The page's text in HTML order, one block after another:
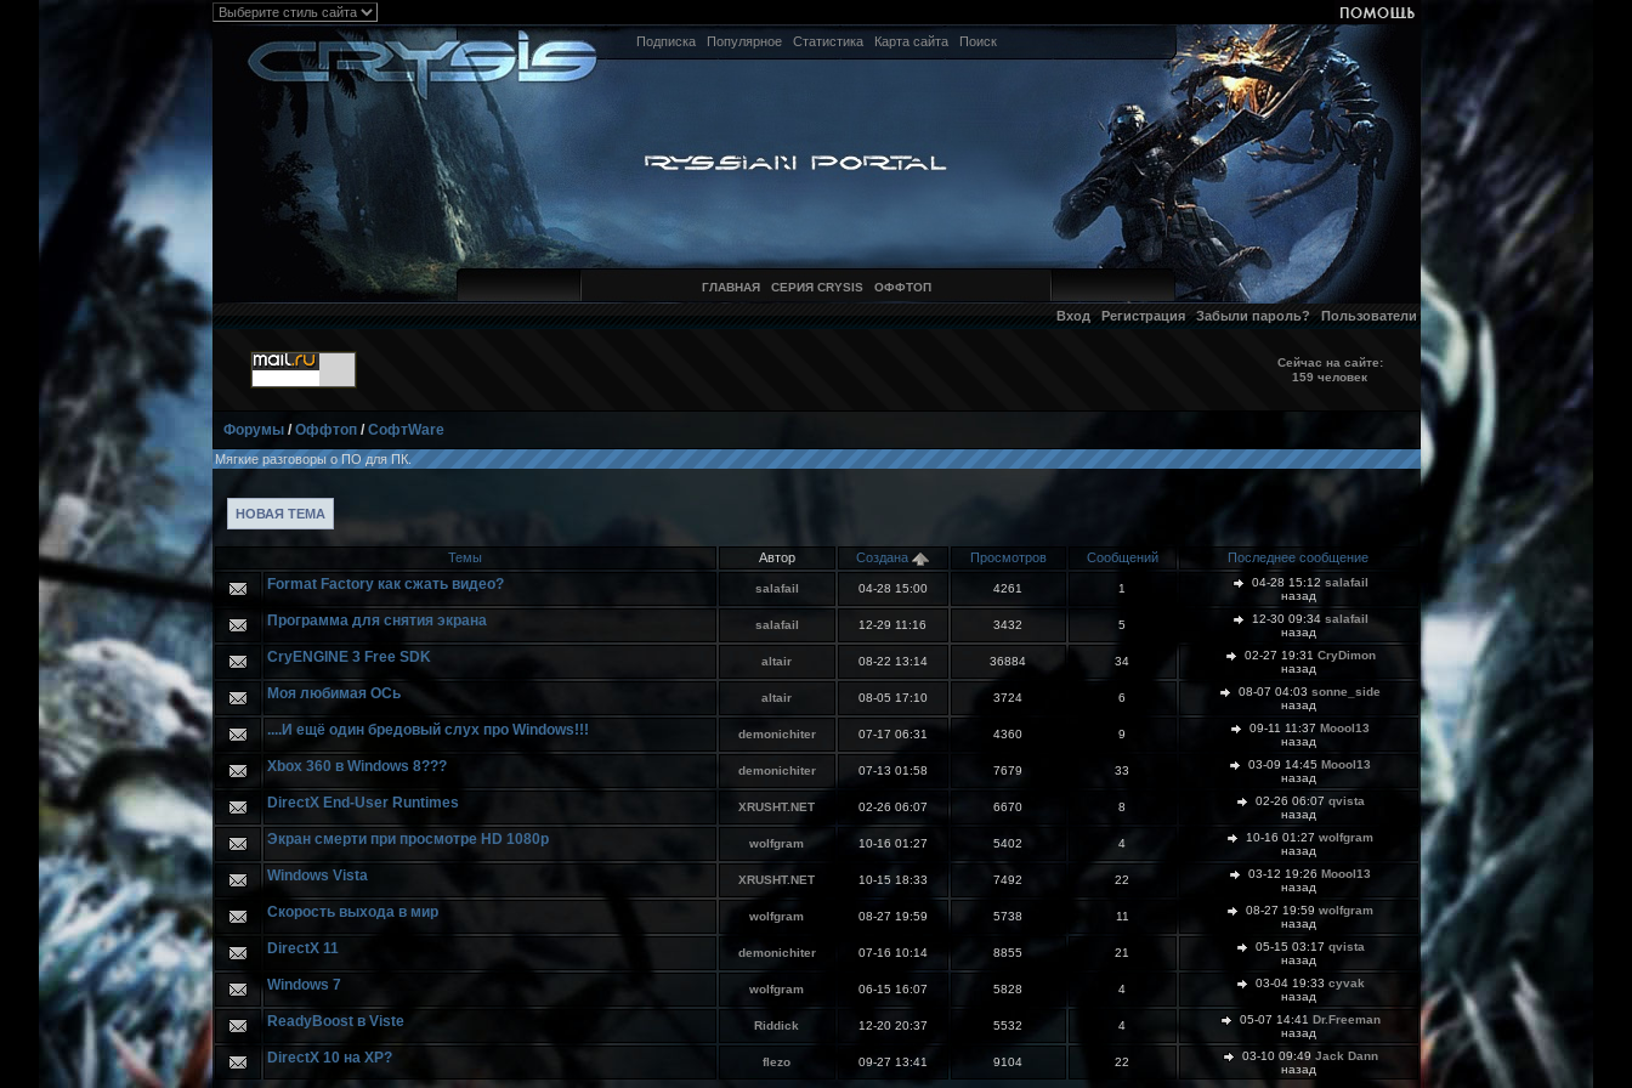
Подписка Популярное Статистика Карта сайта Поиск
ГЛАВНАЯ СЕРИЯ CRYSIS ОФФТОП
Вход Регистрация Забыли пароль? Пользователи
Сейчас на сайте:
159 человек
Форумы/Оффтоп/СофтWare
Мягкие разговоры о ПО для ПК.
НОВАЯ ТЕМА
Темы Автор Cоздана Просмотров Сообщений Последнее сообщение
Format Factory как сжать видео? salafail 04-28 15:00 4261 1 04-28 15:12 salafail
назад
Программа для снятия экрана salafail 12-29 11:16 3432 5 12-30 09:34 salafail
назад
CryENGINE 3 Free SDK altair 08-22 13:14 36884 34 02-27 19:31 CryDimon
назад
Моя любимая ОСь altair 08-05 17:10 3724 6 08-07 04:03 sonne_side
назад
....И ещё один брeдовый слух про Windows!!! demonichiter 07-17 06:31 4360 9 09-11 11:37 Moool13
назад
Xbox 360 в Windows 8??? demonichiter 07-13 01:58 7679 33 03-09 14:45 Moool13
назад
DirectX End-User Runtimes XRUSHT.NET 02-26 06:07 6670 8 02-26 06:07 qvista
назад
Экран смерти при просмотре HD 1080р wolfgram 10-16 01:27 5402 4 10-16 01:27 wolfgram
назад
Windows Vista XRUSHT.NET 10-15 18:33 7492 22 03-12 19:26 Moool13
назад
Скорость выхода в мир wolfgram 08-27 19:59 5738 11 08-27 19:59 wolfgram
назад
DirectX 11 demonichiter 07-16 10:14 8855 21 05-15 03:17 qvista
назад
Windows 7 wolfgram 06-15 16:07 5828 4 03-04 19:33 cyvak
назад
ReadyBoost в Viste Riddick 12-20 20:37 5532 4 05-07 14:41 Dr.Freeman
назад
DirectX 10 на XP? flezo 09-27 13:41 9104 22 03-10 09:49 Jack Dann
назад